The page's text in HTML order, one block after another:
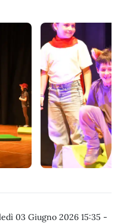
03 Giugno 2026 15:35 -